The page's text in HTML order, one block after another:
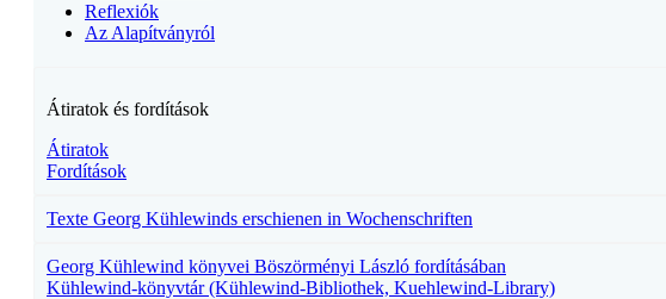
Reflexiók
Az Alapítványról
Átiratok és fordítások
Átiratok
Fordítások
Texte Georg Kühlewinds erschienen in Wochenschriften
Georg Kühlewind könyvei Böszörményi László fordításában
Kühlewind-könyvtár (Kühlewind-Bibliothek, Kuehlewind-Library)